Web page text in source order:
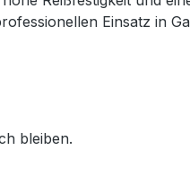
Einsatz in
bleiben.